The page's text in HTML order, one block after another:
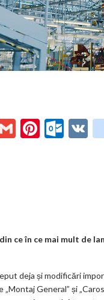
G
Pi O
m
V
ce în ce mai mult de
deja și modificări
„Montaj General” și